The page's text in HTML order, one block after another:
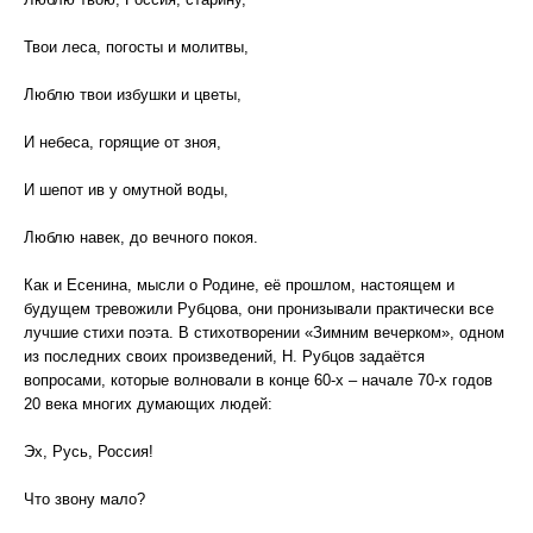
Твои леса, погосты и молитвы,
Люблю твои избушки и цветы,
И небеса, горящие от зноя,
И шепот ив у омутной воды,
Люблю навек, до вечного покоя.
Как и Есенина, мысли о Родине, её прошлом, настоящем и
будущем тревожили Рубцова, они пронизывали практически все
лучшие стихи поэта. В стихотворении «Зимним вечерком», одном
из последних своих произведений, Н. Рубцов задаётся
вопросами, которые волновали в конце 60-х – начале 70-х годов
20 века многих думающих людей:
Эх, Русь, Россия!
Что звону мало?